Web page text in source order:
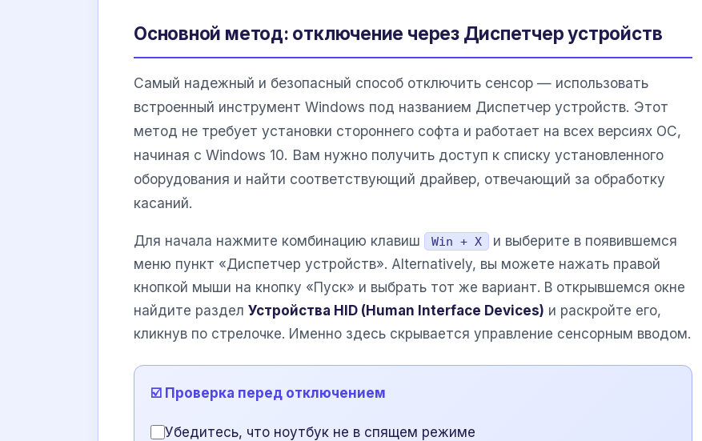
Основной метод: отключение через Диспетчер устройств
Самый надежный и безопасный способ отключить сенсор — использовать
встроенный инструмент Windows под названием Диспетчер устройств. Этот
метод не требует установки стороннего софта и работает на всех версиях ОС,
начиная с Windows 10. Вам нужно получить доступ к списку установленного
оборудования и найти соответствующий драйвер, отвечающий за обработку
касаний.
Для начала нажмите комбинацию клавиш Win + X
и выберите в появившемся
меню пункт «Диспетчер устройств». Alternatively, вы можете нажать правой
кнопкой мыши на кнопку «Пуск» и выбрать тот же вариант. В открывшемся окне
найдите раздел Устройства HID (Human Interface Devices) и раскройте его,
кликнув по стрелочке. Именно здесь скрывается управление сенсорным вводом.
☑️ Проверка перед отключением
Убедитесь, что ноутбук не в спящем режиме